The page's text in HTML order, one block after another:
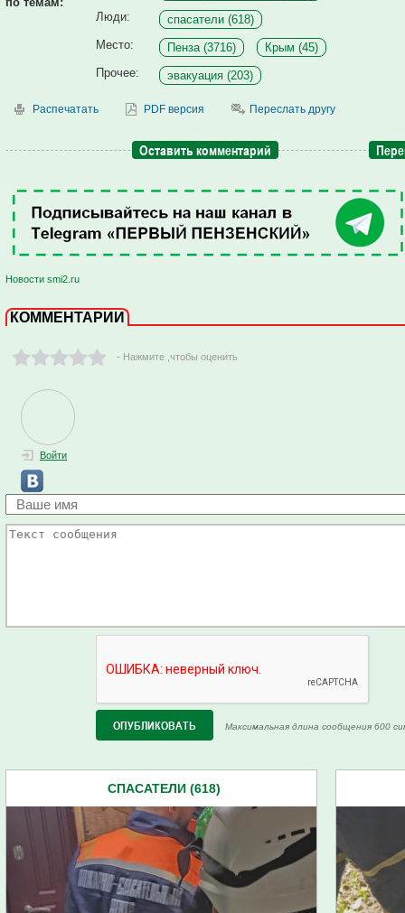
Люди:
спасатели (618)
Место:
Пенза (3716)
Крым (45)
Прочее:
эвакуация (203)
Распечатать PDF версия Переслать другу
Оставить комментарий
Новости smi2.ru
КОММЕНТАРИИ
- Нажмите ,чтобы оценить
Войти
Максимальная длина сообщения 600
СПАСАТЕЛИ (618)